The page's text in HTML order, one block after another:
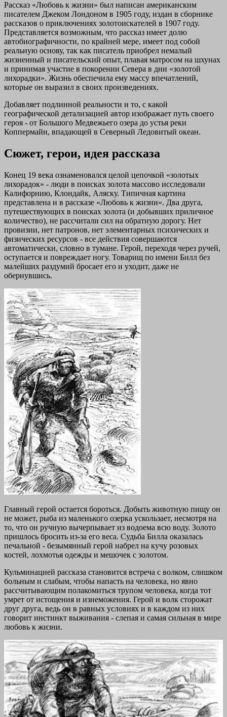
Рассказ «Любовь к жизни» был написан американским
писателем Джеком Лондоном в 1905 году, издан в сборнике
рассказов о приключениях золотоискателей в 1907 году.
Представляется возможным, что рассказ имеет долю
автобиографичности, по крайней мере, имеет под собой
реальную основу, так как писатель приобрел немалый
жизненный и писательский опыт, плавая матросом на шхунах
и принимая участие в покорении Севера в дни «золотой
лихорадки». Жизнь обеспечила ему массу впечатлений,
которые он выразил в своих произведениях.
Добавляет подлинной реальности и то, с какой
географической детализацией автор изображает путь своего
героя - от Большого Медвежьего озера до устья реки
Коппермайн, впадающей в Северный Ледовитый океан.
Сюжет, герои, идея рассказа
Конец 19 века ознаменовался целой цепочкой «золотых
лихорадок» - люди в поисках золота массово исследовали
Калифорнию, Клондайк, Аляску. Типичная картина
представлена и в рассказе «Любовь к жизни». Два друга,
путешествующих в поисках золота (и добывших приличное
количество), не рассчитали сил на обратную дорогу. Нет
провизии, нет патронов, нет элементарных психических и
физических ресурсов - все действия совершаются
автоматически, словно в тумане. Герой, переходя через ручей,
оступается и повреждает ногу. Товарищ по имени Билл без
малейших раздумий бросает его и уходит, даже не
обернувшись.
Главный герой остается бороться. Добыть животную пищу он
не может, рыба из маленького озерка ускользает, несмотря на
то, что он ручную вычерпывает из водоема всю воду. Золото
пришлось бросить из-за его веса. Судьба Билла оказалась
печальной - безымянный герой набрел на кучу розовых
костей, лохмотья одежды и мешочек с золотом.
Кульминацией рассказа становится встреча с волком, слишком
больным и слабым, чтобы напасть на человека, но явно
рассчитывающим полакомиться трупом человека, когда тот
умрет от истощения и изнеможения. Герой и волк сторожат
друг друга, ведь он в равных условиях и в каждом из них
говорит инстинкт выживания - слепая и самая сильная в мире
любовь к жизни.